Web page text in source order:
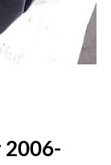
2006-